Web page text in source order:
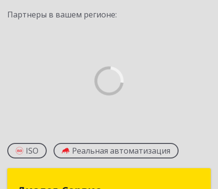
Партнеры в вашем регионе:
ISO Реальная автоматизация